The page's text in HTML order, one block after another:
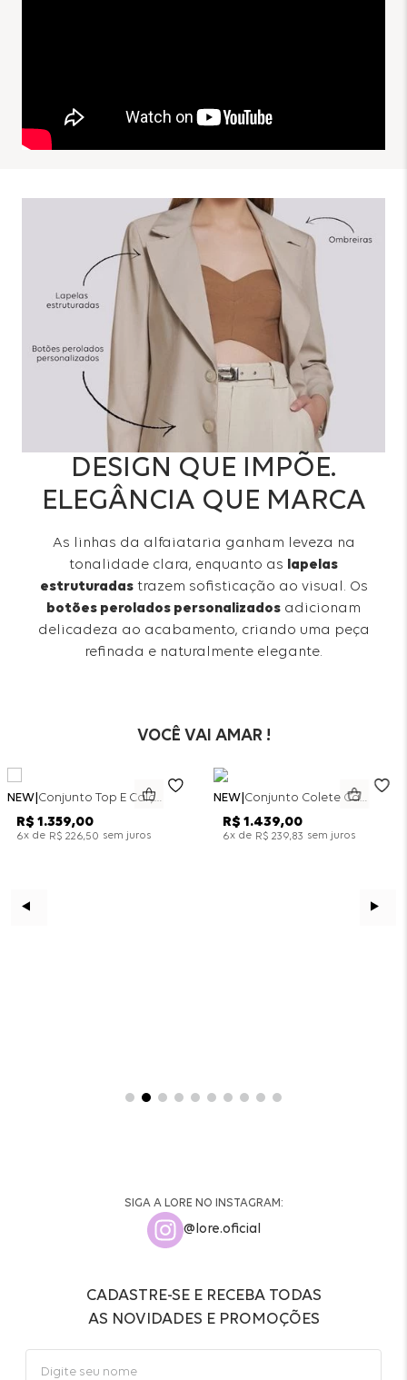
DESIGN QUE IMPÕE.
ELEGÂNCIA QUE MARCA
As linhas da alfaiataria ganham leveza na
tonalidade clara, enquanto as
lapelas
estruturadastrazem sofisticação ao visual. Os
botões perolados personalizados adicionam
delicadeza ao acabamento, criando uma peça
refinada e naturalmente elegante.
VOCÊ VAI AMAR !
NEW Conjunto Top E Calça Wide Leg Bicolor Alfaitaria - Off White
R$ 1 .359,00
6x de R$ 226,50 sem juros
NEW Conjunto Colete Calça Barril Bicolor Alfaiataria - Off White
R$ 1 .439,00
6x de R$ 239,83 sem juros
SIGA A LORE NO INSTAGRAM:
@lore.oficial
CADASTRE-SE E RECEBA TODAS
AS NOVIDADES E PROMOÇÕES